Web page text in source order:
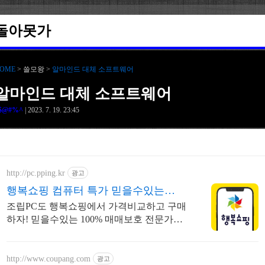
아못가
> 쓸모왕 > 알마인드 대체 소프트웨어
마인드 대체 소프트웨어
| 2023. 7. 19. 23:45
http://pc.pping.kr 광고
행복쇼핑 컴퓨터 특가 믿을수있는
100% 매매보호
조립PC도 행복쇼핑에서 가격비교하고 구매
하자! 믿을수있는 100% 매매보호 전문가의
http://www.coupang.com 광고